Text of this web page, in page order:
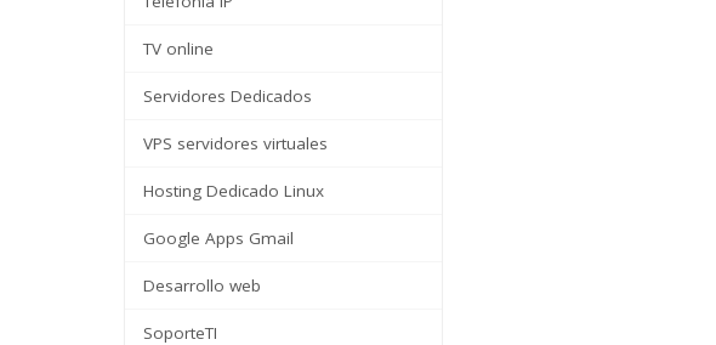
TV online
Servidores Dedicados
VPS servidores virtuales
Hosting Dedicado Linux
Google Apps Gmail
Desarrollo web
SoporteTI